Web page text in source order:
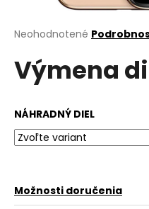
Priemerné
produktu
je
5
hviezdičiek.
Neohodnotené
Výmena
NÁHRADNÝ DIEL
Možnosti doručenia
j
ť